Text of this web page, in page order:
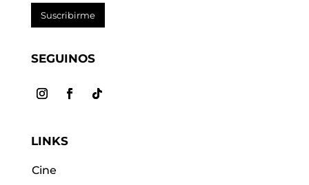
Suscribirme
SEGUINOS
LINKS
Cine